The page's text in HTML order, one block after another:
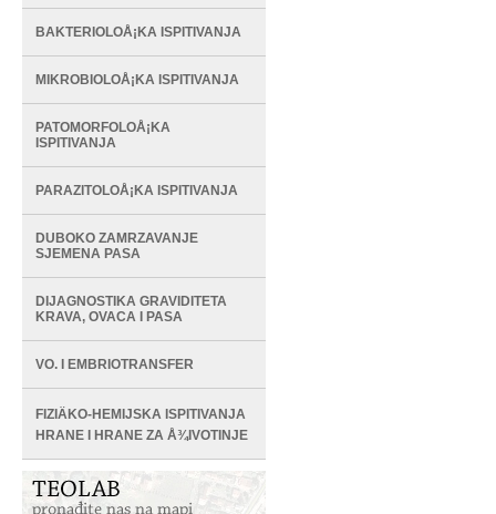
BAKTERIOLOÅ¡KA ISPITIVANJA
MIKROBIOLOÅ¡KA ISPITIVANJA
PATOMORFOLOÅ¡KA
ISPITIVANJA
PARAZITOLOÅ¡KA ISPITIVANJA
DUBOKO ZAMRZAVANJE
SJEMENA PASA
DIJAGNOSTIKA GRAVIDITETA
KRAVA, OVACA I PASA
VO. I EMBRIOTRANSFER
FIZIÄKO-HEMIJSKA ISPITIVANJA
HRANE I HRANE ZA Å¾IVOTINJE